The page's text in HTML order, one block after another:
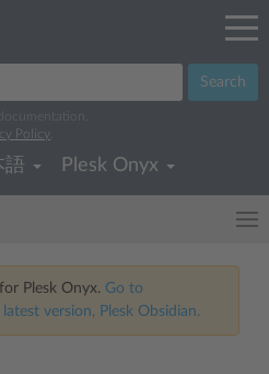
Search
Policy
語 Plesk Onyx
Plesk Onyx. Go to
version, Plesk Obsidian.